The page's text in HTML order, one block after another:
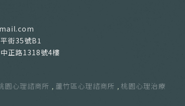
街35號B1
正路1318號4樓
園心理諮商所 蘆竹區心理諮商所 桃園心理治療